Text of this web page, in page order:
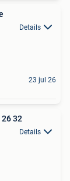
Details
23 jul 26
32
Details